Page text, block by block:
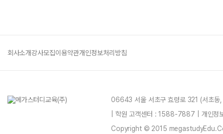
회사소개강사모집이용약관개인정보처리방침
06643 서울 서초구 효령로 321 (서초
| 학원 고객센터 : 1588-7887 | 개인
Copyright © 2015